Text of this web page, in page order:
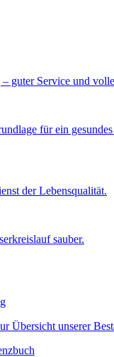
– guter Service und
für ein
der Lebensqualität.
sauber.
Übersicht unserer